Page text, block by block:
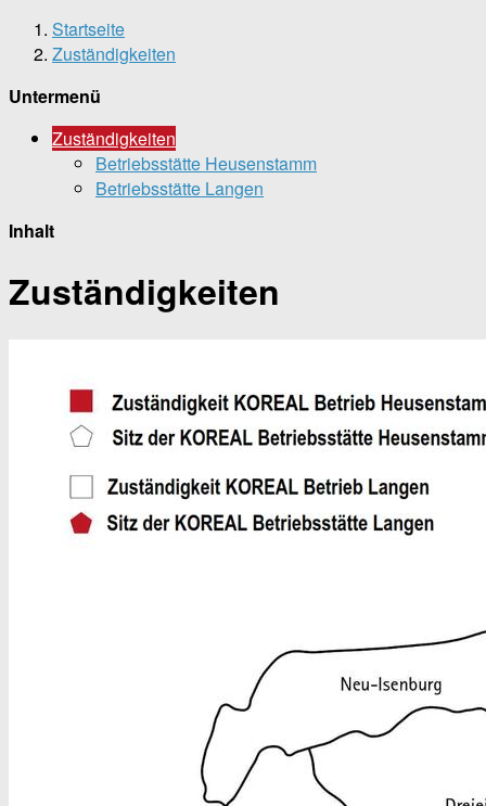
Startseite
Zuständigkeiten
Untermenü
Zuständigkeiten
Betriebsstätte Heusenstamm
Betriebsstätte Langen
Inhalt
Zuständigkeiten